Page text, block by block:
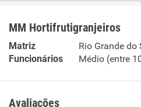
MM Hortifrutigranjeiros
Matriz
Rio Grande do
Funcionários
Médio (entre
Avaliações